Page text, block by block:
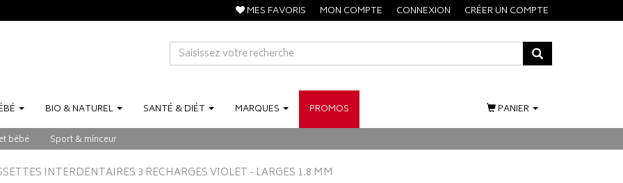
MES FAVORIS MON COMPTE CONNEXION CRÉER UN COMPTE
BIO &NATUREL SANTÉ &DIÉT MARQUES PROMOS
bébé Sport & minceur
PANIER
INTERDENTAIRES 3 RECHARGES VIOLET - LARGES 1.8 MM